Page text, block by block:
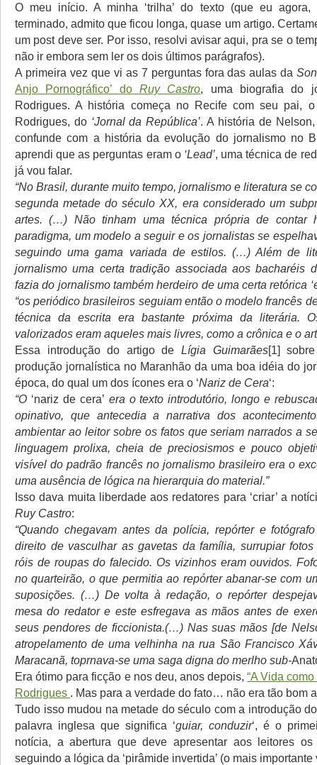
O meu início. A minha ‘trilha’ do texto (que eu agora,
terminado, admito que ficou longa, quase um artigo.
um post deve ser. Por isso, resolvi avisar aqui, pra se o
não ir embora sem ler os dois últimos parágrafos).
A primeira vez que vi as 7 perguntas fora das aulas da
Anjo Pornográfico’ do Ruy Castro, uma biografia do
Rodrigues. A história começa no Recife com seu pai,
Rodrigues, do ‘Jornal da República’. A história de
confunde com a história da evolução do jornalismo no
aprendi que as perguntas eram o ‘Lead’, uma técnica de
já vou falar.
“No Brasil, durante muito tempo, jornalismo e literatura se
segunda metade do século XX, era considerado um
artes. (…) Não tinham uma técnica própria de contar
paradigma, um modelo a seguir e os jornalistas se
seguindo uma gama variada de estilos. (…) Além de
jornalismo uma certa tradição associada aos bacharéis
fazia do jornalismo também herdeiro de uma certa retórica
“os periódico brasileiros seguiam então o modelo francês
técnica da escrita era bastante próxima da literária.
valorizados eram aqueles mais livres, como a crônica e o
Essa introdução do artigo de Lígia Guimarães[1]
produção jornalística no Maranhão da uma boa idéia do
época, do qual um dos ícones era o ‘Nariz de Cera‘:
“O ‘nariz de cera’ era o texto introdutório, longo e
opinativo, que antecedia a narrativa dos
ambientar ao leitor sobre os fatos que seriam narrados a
linguagem prolixa, cheia de preciosismos e pouco
visível do padrão francês no jornalismo brasileiro era o
uma ausência de lógica na hierarquia do material.”
Isso dava muita liberdade aos redatores para ‘criar’ a
Ruy Castro:
“Quando chegavam antes da polícia, repórter e
direito de vasculhar as gavetas da família, surrupiar
róis de roupas do falecido. Os vizinhos eram ouvidos.
no quarteirão, o que permitia ao repórter abanar-se com
suposições. (…) De volta à redação, o repórter
mesa do redator e este esfregava as mãos antes de
seus pendores de ficcionista.(…) Nas suas mãos [de
atropelamento de uma velhinha na rua São Francisco
Maracanã, toprnava-se uma saga digna do merlho sub-
Era ótimo para ficção e nos deu, anos depois,“A Vida
Rodrigues . Mas para a verdade do fato… não era tão bom
Tudo isso mudou na metade do século com a introdução do
palavra inglesa que significa ‘guiar, conduzir‘, é o
notícia, a abertura que deve apresentar aos leitores os
seguindo a lógica da ‘pirâmide invertida’ (o mais